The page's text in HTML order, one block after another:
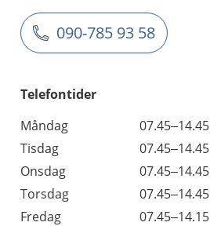
090-785 93 58
Telefontider
Måndag
07.45–14.45
Tisdag
07.45–14.45
Onsdag
07.45–14.45
Torsdag
07.45–14.45
Fredag
07.45–14.15